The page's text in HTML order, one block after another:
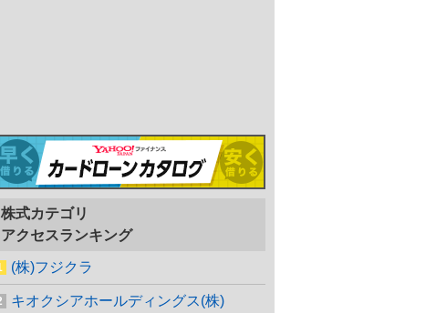
株式カテゴリ
アクセスランキング
(株)フジクラ
キオクシアホールディングス(株)